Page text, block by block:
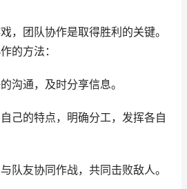
，团队协作是取得胜利的关键。
的方法：
沟通，及时分享信息。
己的特点，明确分工，发挥各自
队友协同作战，共同击败敌人。